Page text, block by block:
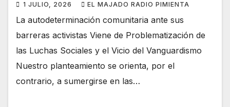
1 JULIO, 2026 EL MAJADO RADIO PIMIENTA
La autodeterminación comunitaria ante sus
barreras activistas Viene de Problematización de
las Luchas Sociales y el Vicio del Vanguardismo
Nuestro planteamiento se orienta, por el
contrario, a sumergirse en las…